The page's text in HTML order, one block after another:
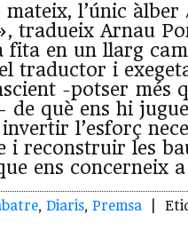
mateix, l’únic
tradueix Arnau
fita en un llarg
traductor i
-potser més
de què ens hi
l’esforç
i reconstruir les
ens concerneix
, Diaris, Premsa |